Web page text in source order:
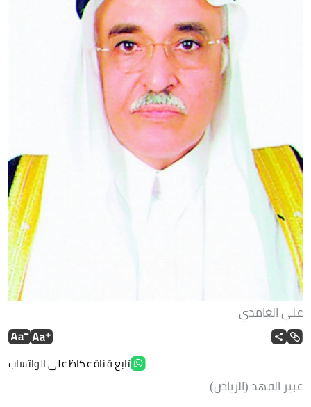
علي الغامدي
تابع قناة عكاظ على الواتساب
عبير الفهد (الرياض)